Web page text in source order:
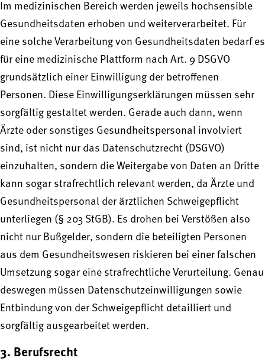
Im medizinischen Bereich werden jeweils hochsensible
Gesundheitsdaten erhoben und weiterverarbeitet. Für
eine solche Verarbeitung von Gesundheitsdaten bedarf es
für eine medizinische Plattform nach Art. 9 DSGVO
grundsätzlich einer Einwilligung der betroffenen
Personen. Diese Einwilligungserklärungen müssen sehr
sorgfältig gestaltet werden. Gerade auch dann, wenn
Ärzte oder sonstiges Gesundheitspersonal involviert
sind, ist nicht nur das Datenschutzrecht (DSGVO)
einzuhalten, sondern die Weitergabe von Daten an Dritte
kann sogar strafrechtlich relevant werden, da Ärzte und
Gesundheitspersonal der ärztlichen Schweigepflicht
unterliegen (§ 203 StGB). Es drohen bei Verstößen also
nicht nur Bußgelder, sondern die beteiligten Personen
aus dem Gesundheitswesen riskieren bei einer falschen
Umsetzung sogar eine strafrechtliche Verurteilung. Genau
deswegen müssen Datenschutzeinwilligungen sowie
Entbindung von der Schweigepflicht detailliert und
sorgfältig ausgearbeitet werden.
3. Berufsrecht